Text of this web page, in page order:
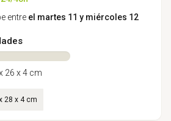
entre el martes 11 y miércoles 12
26 x 4 cm
x alto): 26 x 26 x 4 cm
28 x 4 cm